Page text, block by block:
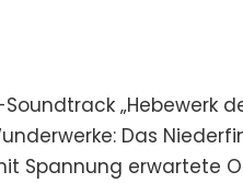
„Hebewerk
Das
Spannung erwartete